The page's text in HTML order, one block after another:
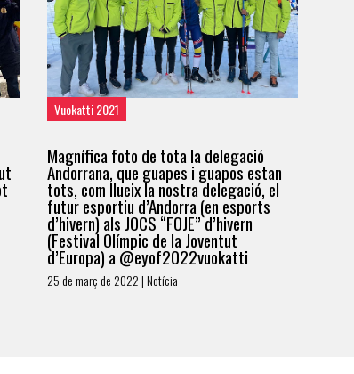
Vuokatti 2021
Magnífica foto de tota la delegació
Andorrana, que guapes i guapos estan
tots, com llueix la nostra delegació, el
futur esportiu d’Andorra (en esports
d’hivern) als JOCS “FOJE” d’hivern
(Festival Olímpic de la Joventut
d’Europa) a @eyof2022vuokatti
25 de març de 2022 | Notícia